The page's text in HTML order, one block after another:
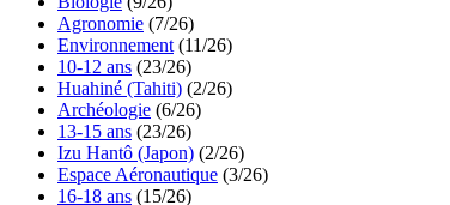
Agronomie (7/26)
Environnement (11/26)
10-12 ans (23/26)
Huahiné (Tahiti) (2/26)
Archéologie (6/26)
13-15 ans (23/26)
Izu Hantô (Japon) (2/26)
Espace Aéronautique (3/26)
16-18 ans (15/26)